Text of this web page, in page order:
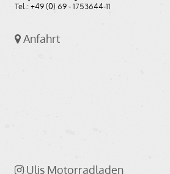
Tel.: +49 (0) 69 - 1753644-11
Anfahrt
Ulis Motorradladen